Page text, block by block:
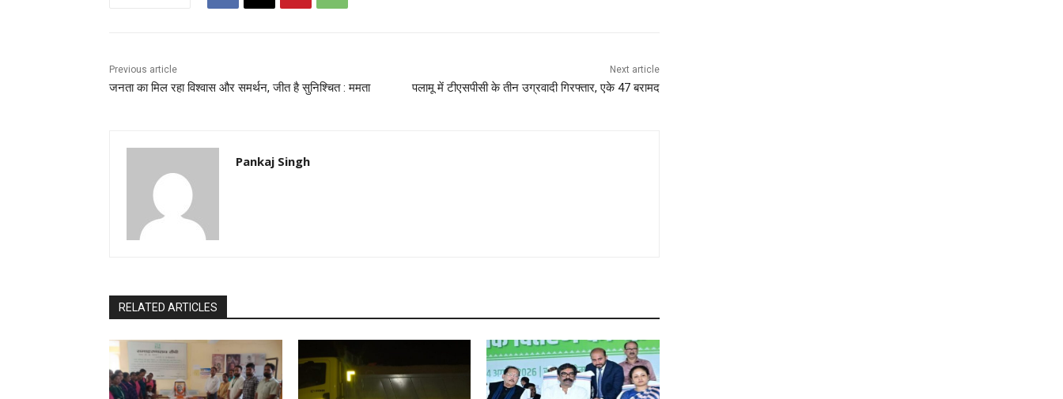
Previous article
जनता का मिल रहा विश्वास और समर्थन, जीत है सुनिश्चित : ममता
Next article
पलामू में टीएसपीसी के तीन उग्रवादी गिरफ्तार, एके 47 बरामद
Pankaj Singh
RELATED ARTICLES